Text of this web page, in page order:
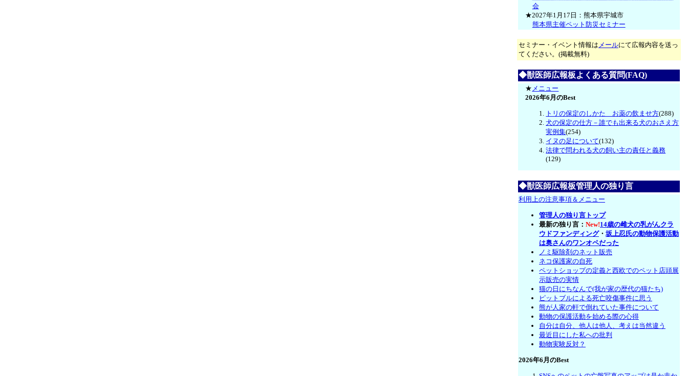
会
★2027年1月17日：熊本県宇城市
熊本県主催ペット防災セミナー
セミナー・イベント情報は メールにて広報内容を送っ
てください。(掲載無料)
◆獣医師広報板よくある質問(FAQ)
★ メニュー
2026年6月のBest
トリの保定のしかた お薬の飲ませ方(288)
犬の保定の仕方－誰でも出来る犬のおさえ方
実例集(254)
イヌの足について(132)
法律で問われる犬の飼い主の責任と義務
(129)
◆獣医師広報板管理人の独り言
利用上の注意事項＆メニュー
管理人の独り言トップ
最新の独り言： New!14歳の雌犬の乳がんクラ
ウドファンディング・坂上忍氏の動物保護活動
は奥さんのワンオペだった
ノミ駆除剤のネット販売
ネコ保護家の自死
ペットショップの定義と西欧でのペット店頭展
示販売の実情
猫の日にちなんで(我が家の歴代の猫たち)
ピットブルによる死亡咬傷事件に思う
熊が人家の軒で倒れていた事件について
動物の保護活動を始める際の心得
自分は自分、他人は他人、考えは当然違う
最近目にした私への批判
動物実験反対？
2026年6月のBest